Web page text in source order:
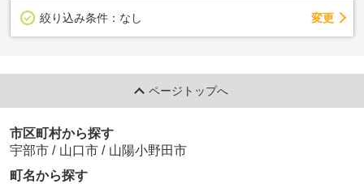
絞り込み条件： なし 変更
ページトップへ
市区町村から探す
宇部市 / 山口市 / 山陽小野田市
町名から探す